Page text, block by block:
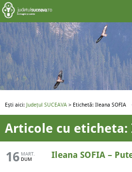
Ești aici: Județul SUCEAVA > Etichetă: Ileana SOFIA
Articole cu eticheta:
Ileana SOFIA –
16 MART.
DUM